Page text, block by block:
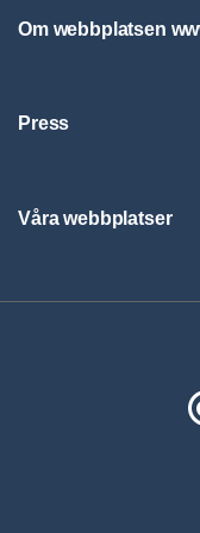
Om webbplatsen
Press
Våra webbplatser